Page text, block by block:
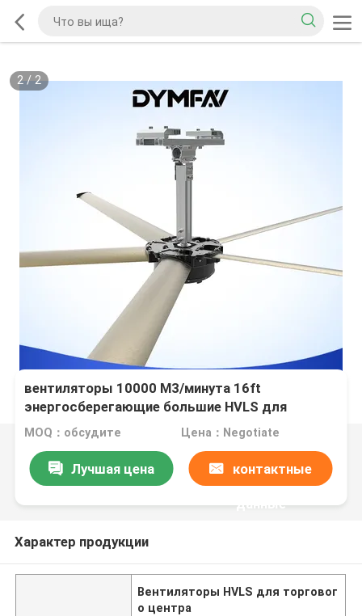
2/2
вентиляторы 10000 M3/минута 16ft
энергосберегающие большие HVLS для
торгового центра
MOQ：обсудите Цена：Negotiate
Лучшая цена контактные
данные
Характер продукции
Вентиляторы HVLS для торговог
о центра